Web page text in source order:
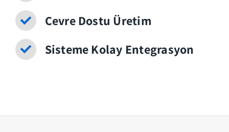
Çevre Dostu Üretim
Sisteme Kolay Entegrasyon